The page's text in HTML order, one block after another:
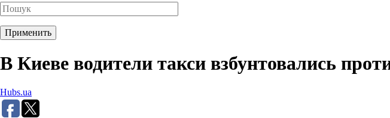
В Киеве водители такси взбунтовались
Hubs.ua